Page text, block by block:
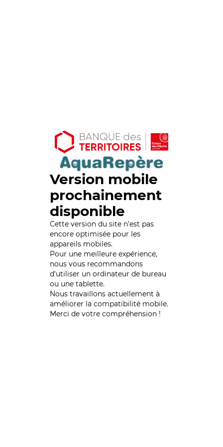
Version mobile
prochainement
disponible
Cette version du site n’est pas
encore optimisée pour les
appareils mobiles.
Pour une meilleure expérience,
nous vous recommandons
d'utiliser un ordinateur de bureau
ou une tablette.
Nous travaillons actuellement à
améliorer la compatibilité mobile.
Merci de votre compréhension !